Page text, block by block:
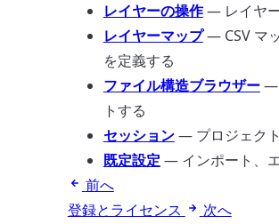
レイヤーの操作— レイヤ
レイヤーマップ— CSV マ
を定義する
ファイル構造ブラウザー—
トする
セッション— プロジェク
既定設定 — インポート、
前へ
登録とライセンス
次へ